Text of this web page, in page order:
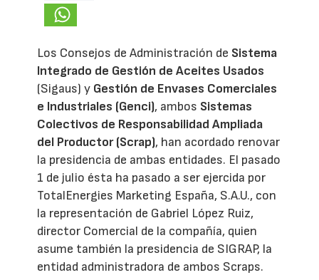
Los Consejos de Administración de Sistema
Integrado de Gestión de Aceites Usados
(Sigaus) y Gestión de Envases Comerciales
e Industriales (Genci), ambos Sistemas
Colectivos de Responsabilidad Ampliada
del Productor (Scrap), han acordado renovar
la presidencia de ambas entidades. El pasado
1 de julio ésta ha pasado a ser ejercida por
TotalEnergies Marketing España, S.A.U., con
la representación de Gabriel López Ruiz,
director Comercial de la compañía, quien
asume también la presidencia de SIGRAP, la
entidad administradora de ambos Scraps.